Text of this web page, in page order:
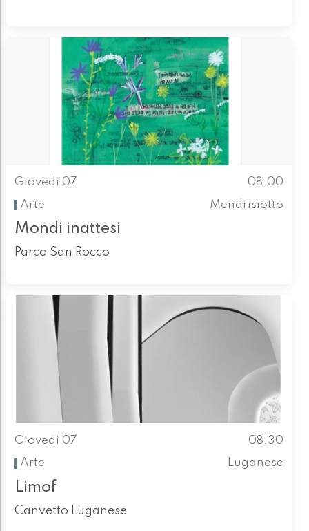
Giovedì 07
08.00
Arte
Mendrisiotto
Mondi inattesi
Parco San Rocco
Giovedì 07
08.30
Arte
Luganese
Limof
Canvetto Luganese